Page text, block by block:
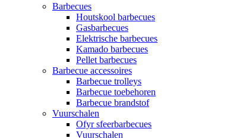
Barbecues
Houtskool barbecues
Gasbarbecues
Elektrische barbecues
Kamado barbecues
Pellet barbecues
Barbecue accessoires
Barbecue trolleys
Barbecue toebehoren
Barbecue brandstof
Vuurschalen
Ofyr sfeerbarbecues
Vuurschalen